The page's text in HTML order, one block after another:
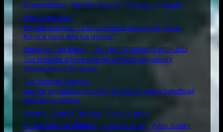
Ocean4future
Oltre Gli Orizzonti
Paesaggi e luoghi
Poesie del mare
Progetto didattico: “Tu sei un intero oceano in una goccia.
Rompi le pareti della tua prigione”
Storia del San Marco
TOUR MEDITERRANEO VESPUCCI
Tour Mondiale di Nave Amerigo Vespucci: inaugurato il
Villaggio Italia di Singapore
Tour Mondiale Vespucci
Una vita straordinaria inizia con una scelta: Scuola Sottufficiali
della Marina Militare
Vangelis – Song Of The Seas
Video di mare
Video Marina Militare Video musicali
Video Soldini